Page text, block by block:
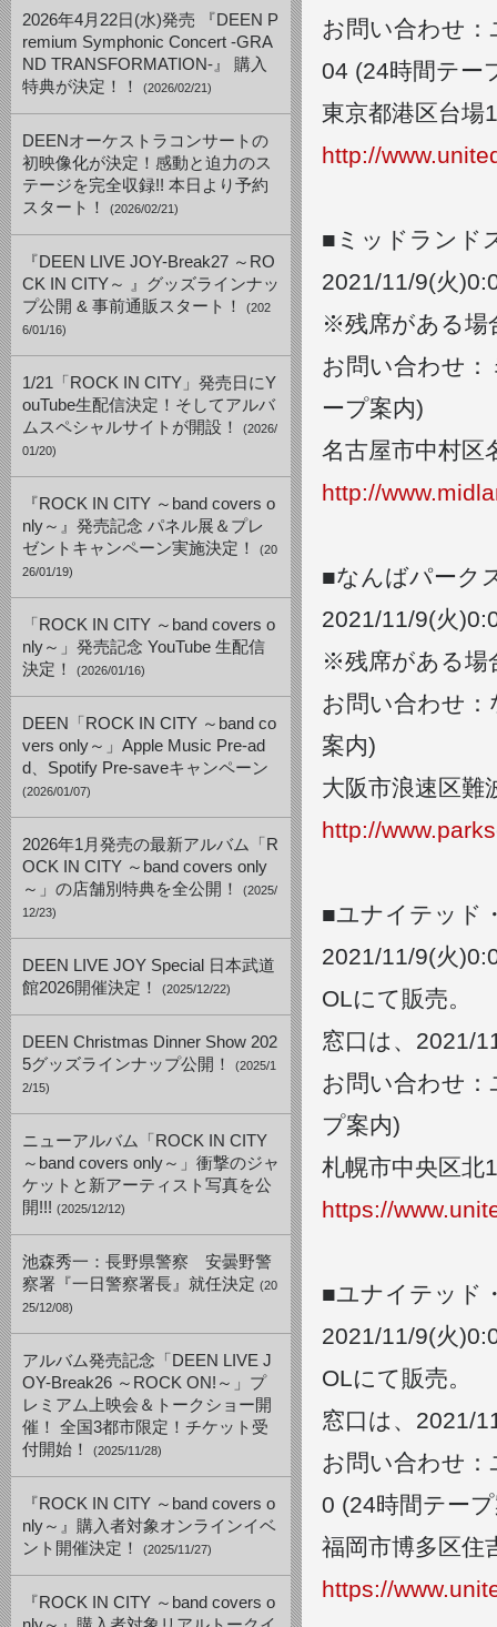
2026年4月22日(水)発売 『DEEN P
remium Symphonic Concert -GRA
ND TRANSFORMATION-』 購入
特典が決定！！
(2026/02/21)
DEENオーケストラコンサートの
初映像化が決定！感動と迫力のス
テージを完全収録!! 本日より予約
スタート！
(2026/02/21)
『DEEN LIVE JOY-Break27 ～RO
CK IN CITY～ 』グッズラインナッ
プ公開 & 事前通販スタート！
(202
6/01/16)
1/21「ROCK IN CITY」発売日にY
ouTube生配信決定！そしてアルバ
ムスペシャルサイトが開設！
(2026/
01/20)
『ROCK IN CITY ～band covers o
nly～』発売記念 パネル展＆プレ
ゼントキャンペーン実施決定！
(20
26/01/19)
「ROCK IN CITY ～band covers o
nly～」発売記念 YouTube 生配信
決定！
(2026/01/16)
DEEN「ROCK IN CITY ～band co
vers only～」Apple Music Pre-ad
d、Spotify Pre-saveキャンペーン
(2026/01/07)
2026年1月発売の最新アルバム「R
OCK IN CITY ～band covers only
～」の店舗別特典を全公開！
(2025/
12/23)
DEEN LIVE JOY Special 日本武道
館2026開催決定！
(2025/12/22)
DEEN Christmas Dinner Show 202
5グッズラインナップ公開！
(2025/1
2/15)
ニューアルバム「ROCK IN CITY
～band covers only～」衝撃のジャ
ケットと新アーティスト写真を公
開!!! (2025/12/12)
池森秀一：長野県警察 安曇野警
察署『一日警察署長』就任決定 (20
25/12/08)
アルバム発売記念「DEEN LIVE J
OY-Break26 ～ROCK ON!～」プ
レミアム上映会＆トークショー開
催！ 全国3都市限定！チケット受
付開始！
(2025/11/28)
『ROCK IN CITY ～band covers o
nly～』購入者対象オンラインイベ
ント開催決定！
(2025/11/27)
『ROCK IN CITY ～band covers o
お問い合わせ
04 (24時間テー
東京都港区台場
http://
■ミッドランド
2021/11/9(火
※残席がある場
お問い合わせ
ープ案内)
名古屋市中村区
http://
■なんばパーク
2021/11/9(火)0:
※残席がある場
お問い合わせ
案内)
大阪市浪速区難
http://
■ユナイテッド
2021/11/9(火)0:
OLにて販売。
窓口は、2021/
お問い合わせ
プ案内)
札幌市中央区北
https://
■ユナイテッド
2021/11/9(火)0:
OLにて販売。
窓口は、2021/
お問い合わせ
0 (24時間テー
福岡市博多区住
https://